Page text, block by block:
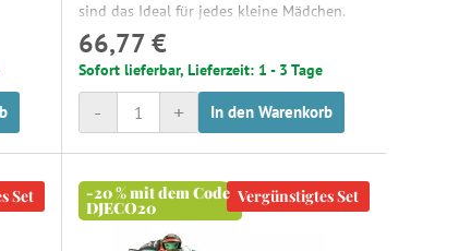
sind das Ideal für jedes kleine Mädchen.
Deshalb haben wir ein günstiges Paket mit
Prinzessinnen-Figuren und Prinzessinnen-
Türmen zusammengestellt. Die
Prinzessinnen warten auf ihren kleinen
zu erfinden. Das Sortiment von Arty Toys ist
für Kinder ab 4 Jahren geeignet.
66,77 €
Sofort lieferbar, Lieferzeit: 1 - 3 Tage
+
- In den Warenkorb
Set -20 % mit dem Code
DJECO20
Vergünstigtes Set